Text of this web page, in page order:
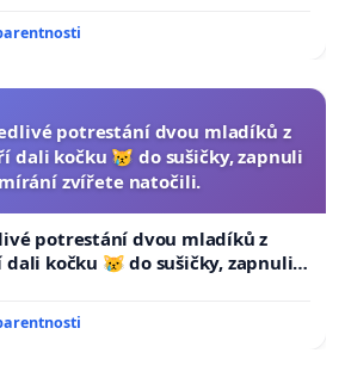
potrestání dvou mladíků z
dali kočku 😿 do sušičky, zapnuli
zvířete natočili.
potrestání dvou mladíků z
kočku 😿 do sušičky, zapnuli ji